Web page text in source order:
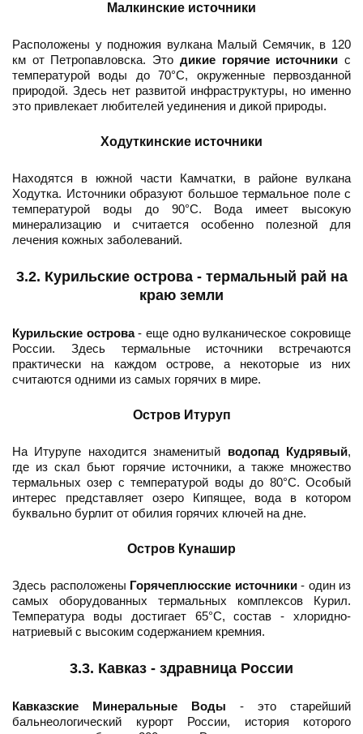
Малкинские источники
Расположены у подножия вулкана Малый Семячик, в 120
км от Петропавловска. Это дикие горячие источники с
температурой воды до 70°C, окруженные первозданной
природой. Здесь нет развитой инфраструктуры, но именно
это привлекает любителей уединения и дикой природы.
Ходуткинские источники
Находятся в южной части Камчатки, в районе вулкана
Ходутка. Источники образуют большое термальное поле с
температурой воды до 90°C. Вода имеет высокую
минерализацию и считается особенно полезной для
лечения кожных заболеваний.
3.2. Курильские острова - термальный рай на
краю земли
Курильские острова- еще одно вулканическое сокровище
России. Здесь термальные источники встречаются
практически на каждом острове, а некоторые из них
считаются одними из самых горячих в мире.
Остров Итуруп
На Итурупе находится знаменитый водопад Кудрявый,
где из скал бьют горячие источники, а также множество
термальных озер с температурой воды до 80°C. Особый
интерес представляет озеро Кипящее, вода в котором
буквально бурлит от обилия горячих ключей на дне.
Остров Кунашир
Здесь расположены Горячеплюсские источники- один из
самых оборудованных термальных комплексов Курил.
Температура воды достигает 65°C, состав - хлоридно-
натриевый с высоким содержанием кремния.
3.3. Кавказ - здравница России
Кавказские Минеральные Воды - это старейший
бальнеологический курорт России, история которого